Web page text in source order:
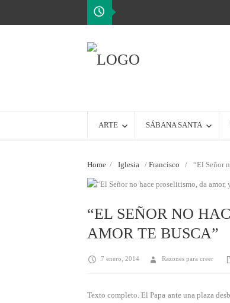
ARTE SÁBANA SANTA
Home / Iglesia / Francisco / “El Señor
“EL SEÑOR NO
AMOR TE BUSCA”
7 enero, 2014 Razones para creer
Texto completo. El Papa ante una plaza